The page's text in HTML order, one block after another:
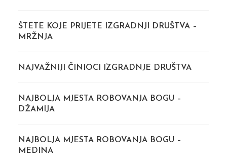
ŠTETE KOJE PRIJETE IZGRADNJI DRUŠTVA –
MRŽNJA
NAJVAŽNIJI ČINIOCI IZGRADNJE DRUŠTVA
NAJBOLJA MJESTA ROBOVANJA BOGU –
DŽAMIJA
NAJBOLJA MJESTA ROBOVANJA BOGU –
MEDINA